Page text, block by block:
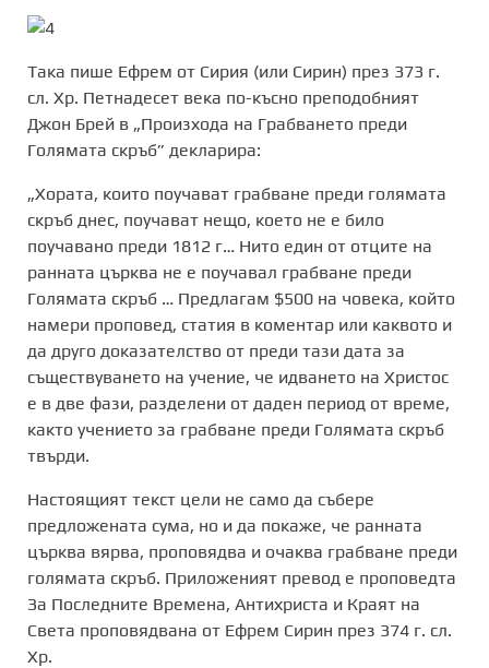
Така пише Ефрем от Сирия (или Сирин) през 373 г.
сл. Хр. Петнадесет века по-късно преподобният
Джон Брей в „Произхода на Грабването преди
Голямата скръб” декларира:
„Хората, които поучават грабване преди голямата
скръб днес, поучават нещо, което не е било
поучавано преди 1812 г… Нито един от отците на
ранната църква не е поучавал грабване преди
Голямата скръб … Предлагам $500 на човека, който
намери проповед, статия в коментар или каквото и
да друго доказателство от преди тази дата за
съществуването на учение, че идването на Христос
е в две фази, разделени от даден период от време,
както учението за грабване преди Голямата скръб
твърди.
Настоящият текст цели не само да събере
предложената сума, но и да покаже, че ранната
църква вярва, проповядва и очаква грабване преди
голямата скръб. Приложеният превод е проповедта
За Последните Времена, Антихриста и Краят на
Света проповядвана от Ефрем Сирин през 374 г. сл.
Хр.